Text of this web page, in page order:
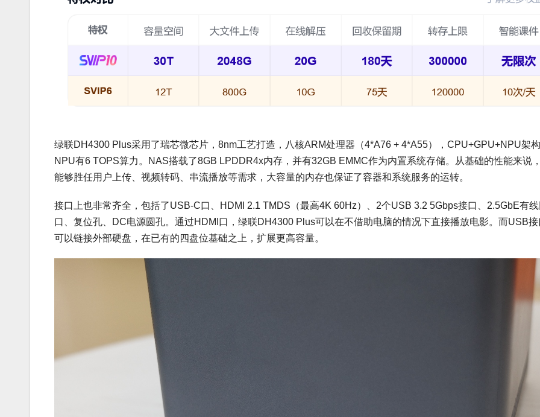
绿联DH4300 Plus采用了瑞芯微芯片，8nm工艺打造，八核ARM处理器（4*A76 + 4*A55），CPU+GPU+NPU架
NPU有6 TOPS算力。NAS搭载了8GB LPDDR4x内存，并有32GB EMMC作为内置系统存储。从基础的性能来说
能够胜任用户上传、视频转码、串流播放等需求，大容量的内存也保证了容器和系统服务的运转。
接口上也非常齐全，包括了USB-C口、HDMI 2.1 TMDS（最高4K 60Hz）、2个USB 3.2 5Gbps接口、2.5GbE有
口、复位孔、DC电源圆孔。通过HDMI口，绿联DH4300 Plus可以在不借助电脑的情况下直接播放电影。而USB
可以链接外部硬盘，在已有的四盘位基础之上，扩展更高容量。